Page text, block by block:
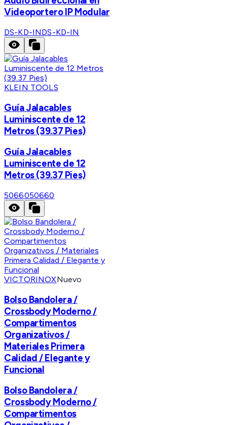
Videoportero IP Modular
DS-KD-INDS-KD-IN
KLEIN TOOLS
Guía Jalacables
Luminiscente de 12
Metros (39.37 Pies)
Guía Jalacables
Luminiscente de 12
Metros (39.37 Pies)
5066050660
VICTORINOXNuevo
Bolso Bandolera /
Crossbody Moderno /
Compartimentos
Organizativos /
Materiales Primera
Calidad / Elegante y
Funcional
Bolso Bandolera /
Crossbody Moderno /
Compartimentos